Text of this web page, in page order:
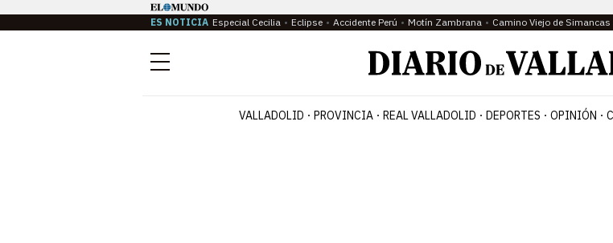
ES NOTICIA Especial Cecilia Eclipse Accidente Perú Motín Zambrana Camino Viejo de Simancas
Menú
VALLADOLID PROVINCIA REAL VALLADOLID DEPORTES OPINIÓN